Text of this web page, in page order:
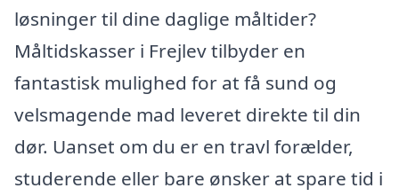
løsninger til dine daglige måltider?
Måltidskasser i Frejlev tilbyder en
fantastisk mulighed for at få sund og
velsmagende mad leveret direkte til din
dør. Uanset om du er en travl forælder,
studerende eller bare ønsker at spare tid i